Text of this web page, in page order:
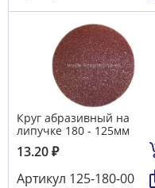
Круг абразивный на
липучке 180 - 125мм
13.20₽
Артикул 125-180-00